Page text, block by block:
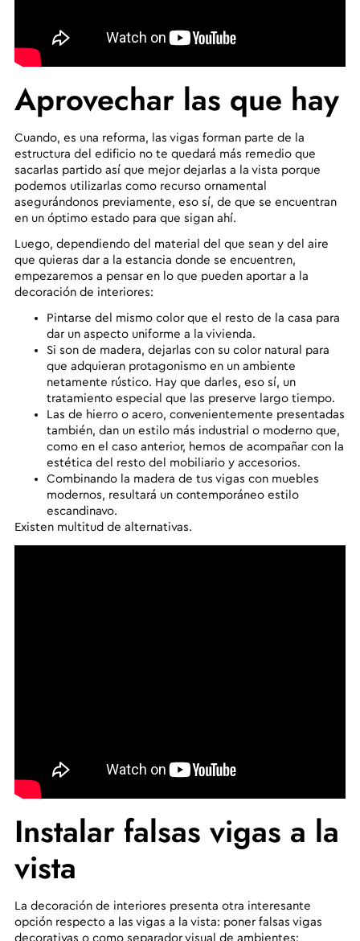
Aprovechar las que hay
Cuando, es una reforma, las vigas forman parte de la
estructura del edificio no te quedará más remedio que
sacarlas partido así que mejor dejarlas a la vista porque
podemos utilizarlas como recurso ornamental
asegurándonos previamente, eso sí, de que se encuentran
en un óptimo estado para que sigan ahí.
Luego, dependiendo del material del que sean y del aire
que quieras dar a la estancia donde se encuentren,
empezaremos a pensar en lo que pueden aportar a la
decoración de interiores:
Pintarse del mismo colorque el resto de la casa para
dar un aspecto uniforme a la vivienda.
Si son de madera, dejarlas con su color natural para
que adquieran protagonismo en un ambiente
netamente rústico. Hay que darles, eso sí, un
tratamiento especial que las preserve largo tiempo.
Las de hierro o acero, convenientemente presentadas
también, dan un estilo más industrial o modernoque,
como en el caso anterior, hemos de acompañar con la
estética del resto del mobiliario y accesorios.
Combinandola madera de tus vigas con muebles
modernos, resultará un contemporáneo estilo
escandinavo.
Existen multitud de alternativas.
Instalar falsas vigas a la
vista
La decoración de interiores presenta otra interesante
opción respecto a las vigas a la vista: poner falsas vigas
decorativas o como separador visual de ambientes: